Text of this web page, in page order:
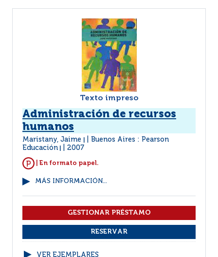
Texto impreso
Administración de recursos
humanos
Maristany, Jaime
Buenos Aires : Pearson
Educación
2007
| En formato papel.
MÁS INFORMACIÓN...
VER EJEMPLARES